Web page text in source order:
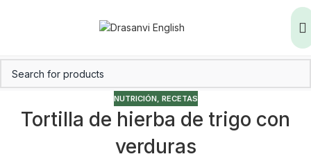
NUTRICIÓN, RECETAS
Tortilla de hierba de trigo con
verduras